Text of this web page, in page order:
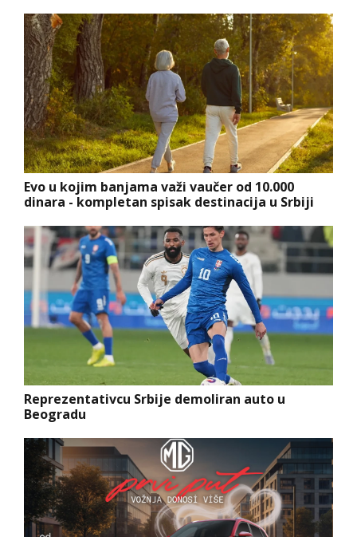
Evo u kojim banjama važi vaučer od 10.000
dinara - kompletan spisak destinacija u Srbiji
Reprezentativcu Srbije demoliran auto u
Beogradu